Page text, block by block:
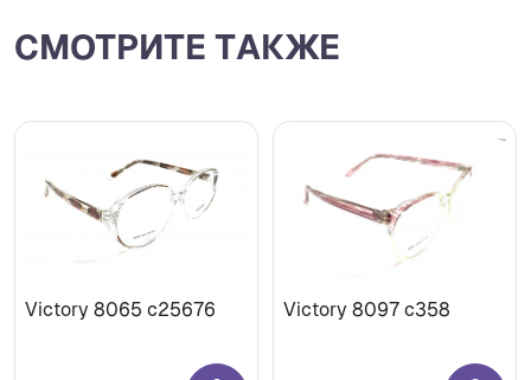
СМОТРИТЕ ТАКЖЕ
Victory 8065 с25676 Victory 8097 с358